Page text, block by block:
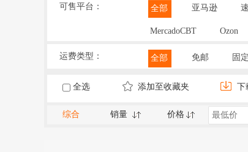
可售平台： 全部 亚马逊
MercadoCBT Ozon
运费类型： 全部 免邮 固
全选 添加至收藏夹 下
综合 销量 价格